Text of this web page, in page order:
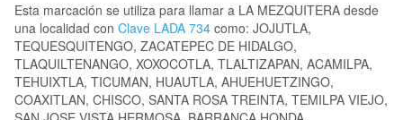
Esta marcación se utiliza para llamar a LA MEZQUITERA desde
una localidad con Clave LADA 734 como: JOJUTLA,
TEQUESQUITENGO, ZACATEPEC DE HIDALGO,
TLAQUILTENANGO, XOXOCOTLA, TLALTIZAPAN, ACAMILPA,
TEHUIXTLA, TICUMAN, HUAUTLA, AHUEHUETZINGO,
COAXITLAN, CHISCO, SANTA ROSA TREINTA, TEMILPA VIEJO,